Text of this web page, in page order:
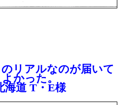
リアルなのが届いて
よかった。
海道 T・E様